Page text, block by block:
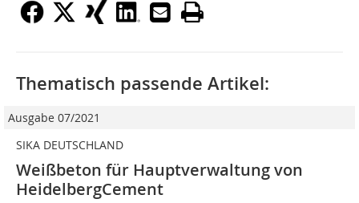
Thematisch passende Artikel:
Ausgabe 07/2021
SIKA DEUTSCHLAND
Weißbeton für Hauptverwaltung von
HeidelbergCement